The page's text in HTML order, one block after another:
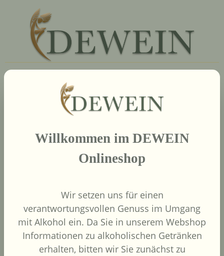
Kontaktiere uns
Länder
Neuigkeiten
Versandarten
Willkommen im DEWEIN
Onlineshop
Wir setzen uns für einen
verantwortungsvollen Genuss im Umgang
mit Alkohol ein. Da Sie in unserem Webshop
Informationen zu alkoholischen Getränken
erhalten, bitten wir Sie zunächst zu